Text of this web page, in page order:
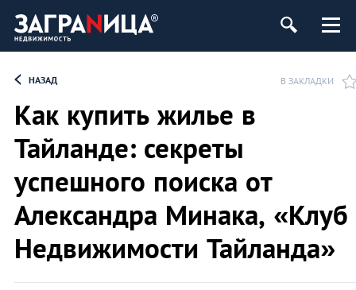
НАЗАД В ЗАКЛАДКИ
Как купить жилье в
Тайланде: секреты
успешного поиска от
Александра Минака, «Клуб
Недвижимости Тайланда»